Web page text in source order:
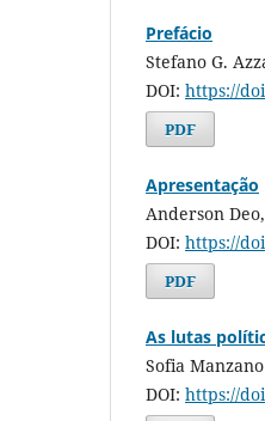
Prefácio
Stefano G.
DOI: https://
PDF
Apresentação
Anderson
DOI: https://
PDF
As lutas
Sofia Manzano
DOI: https://